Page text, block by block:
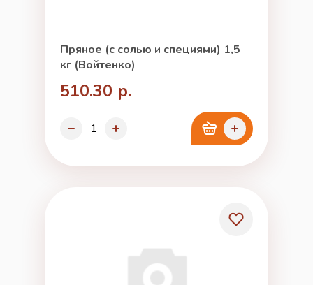
Пряное (с солью и специями) 1,5
кг (Войтенко)
510.30 р.